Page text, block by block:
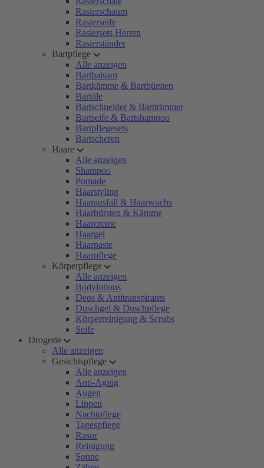
Rasierschaum
Rasierseife
Rasiersets Herren
Rasierständer
Bartpflege
Alle anzeigen
Bartbalsam
Bartkämme & Bartbürsten
Bartöle
Bartschneider & Barttrimmer
Bartseife & Bartshampoo
Bartpflegesets
Bartscheren
Haare
Alle anzeigen
Shampoo
Pomade
Haarstyling
Haarausfall & Haarwuchs
Haarbürsten & Kämme
Haarcreme
Haargel
Haarpaste
Haarpflege
Körperpflege
Alle anzeigen
Bodylotions
Deos & Antitranspirants
Duschgel & Duschpflege
Körperreinigung & Scrubs
Seife
Drogerie
Alle anzeigen
Gesichtspflege
Alle anzeigen
Anti-Aging
Augen
Lippen
Nachtpflege
Tagespflege
Rasur
Reinigung
Sonne